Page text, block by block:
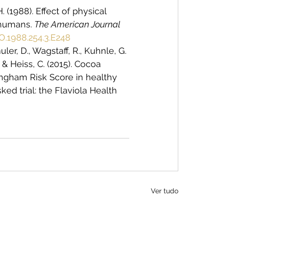
(1988). Effect of physical
The American Journal
D., Wagstaff, R., Kuhnle, G.
Heiss, C. (2015). Cocoa
Risk Score in healthy
trial: the Flaviola Health
Ver tudo